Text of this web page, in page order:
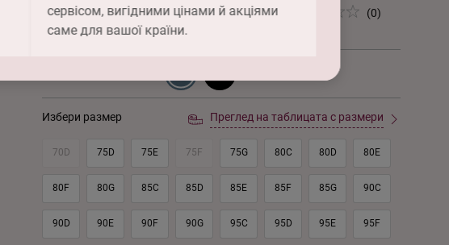
сервісом, вигідними цінами й акціями
саме для вашої країни.
2 393.00 ₴ LG0029299_F00001642 (0)
Избери размер Преглед на таблицата с размери
70D 75D 75E 75F 75G 80C 80D 80E
80F 80G 85C 85D 85E 85F 85G 90C
90D 90E 90F 90G 95C 95D 95E 95F